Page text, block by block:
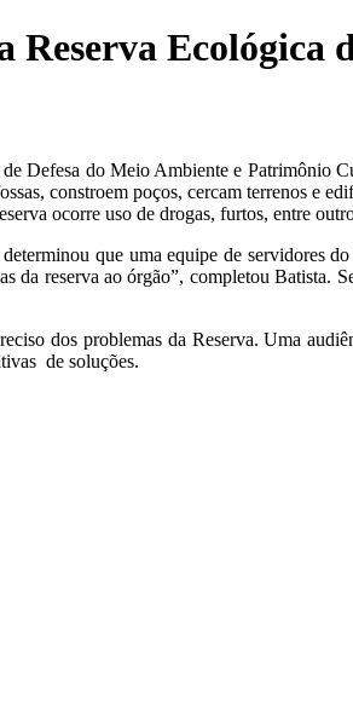
Reserva Ecológica
Defesa do Meio Ambiente e Patrimônio
constroem poços, cercam terrenos e
ocorre uso de drogas, furtos, entre
que uma equipe de servidores
da reserva ao órgão”, completou Batista.
dos problemas da Reserva. Uma
de soluções.